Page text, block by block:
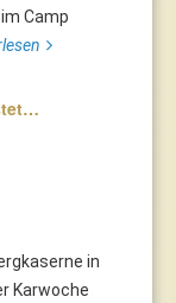
Camp
in
Karwoche